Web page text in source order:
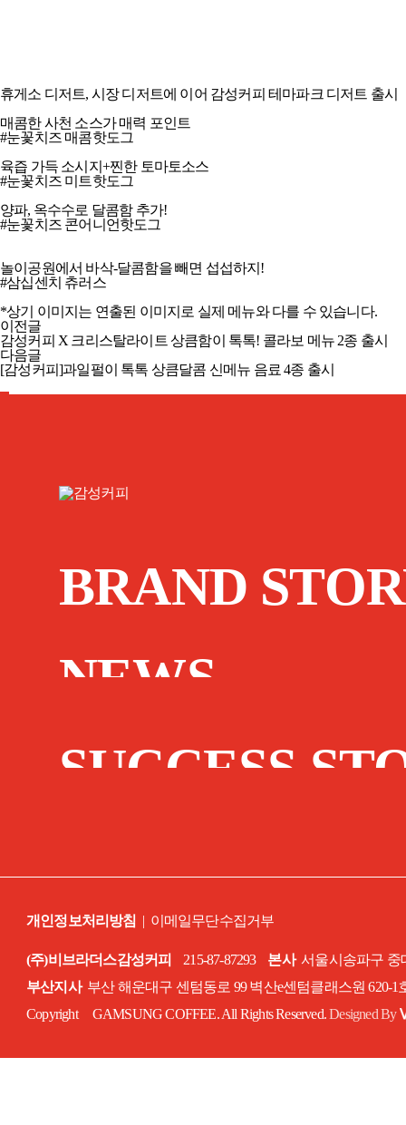
휴게소 디저트, 시장 디저트에 이어 감성커피 테마파크 디저트 출시
매콤한 사천 소스가 매력 포인트​
#눈꽃치즈 매콤핫도그​​​
육즙 가득 소시지+찐한 토마토소스​
#눈꽃치즈 미트핫도그​
​양파, 옥수수로 달콤함 추가! ​
#눈꽃치즈 콘어니언핫도그​
놀이공원에서 바삭-달콤함을 빼면 섭섭하지!
#삼십센치 츄러스​​
*상기 이미지는 연출된 이미지로 실제 메뉴와 다를 수 있습니다. ​
이전글
감성커피 X 크리스탈라이트 상큼함이 톡톡! 콜라보 메뉴 2종 출시
다음글
[감성커피]과일펄이 톡톡 상큼달콤 신메뉴 음료 4종 출시
BRAND
NEWS
SUCCESS
개인정보처리방침 | 이메일무단수집거부
(주)비브라더스감성커피 215-87-87293 본사서울시송파구 중
부산지사부산 해운대구 센텀동로 99 벽산e센텀클래스원 620-1
Copyright GAMSUNG COFFEE. All Rights Reserved.Designed By